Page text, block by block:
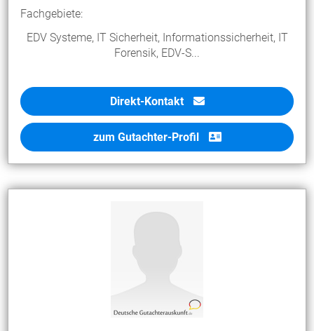
Fachgebiete:
EDV Systeme, IT Sicherheit, Informationssicherheit, IT
Forensik, EDV-S...
Direkt-Kontakt
zum Gutachter-Profil